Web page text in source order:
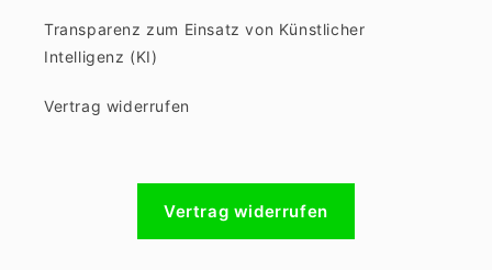
Transparenz zum Einsatz von Künstlicher
Intelligenz (KI)
Vertrag widerrufen
Vertrag widerrufen